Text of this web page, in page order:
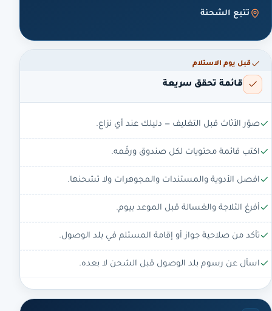
تتبع الشحنة
قبل يوم الاستلام
قائمة تحقق سريعة
صوّر الأثاث قبل التغليف — دليلك عند أي نزاع.
اكتب قائمة محتويات لكل صندوق ورقّمه.
افصل الأدوية والمستندات والمجوهرات ولا تشحنها.
أفرغ الثلاجة والغسالة قبل الموعد بيوم.
تأكد من صلاحية جواز أو إقامة المستلم في بلد الوصول.
اسأل عن رسوم بلد الوصول قبل الشحن لا بعده.